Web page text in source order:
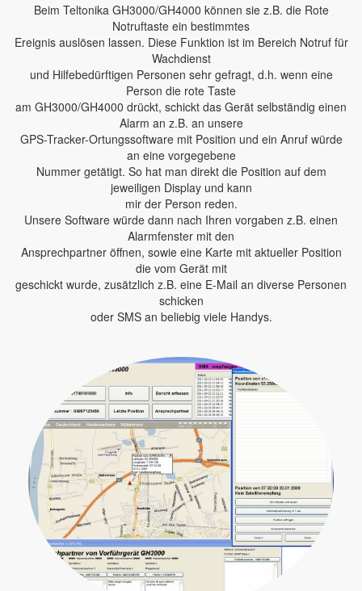
Beim Teltonika GH3000/GH4000 können sie z.B. die Rote
Notruftaste ein bestimmtes
Ereignis auslösen lassen. Diese Funktion ist im Bereich Notruf für
Wachdienst
und Hilfebedürftigen Personen sehr gefragt, d.h. wenn eine
Person die rote Taste
am GH3000/GH4000 drückt, schickt das Gerät selbständig einen
Alarm an z.B. an unsere
GPS-Tracker-Ortungssoftware mit Position und ein Anruf würde
an eine vorgegebene
Nummer getätigt. So hat man direkt die Position auf dem
jeweiligen Display und kann
mir der Person reden.
Unsere Software würde dann nach Ihren vorgaben z.B. einen
Alarmfenster mit den
Ansprechpartner öffnen, sowie eine Karte mit aktueller Position
die vom Gerät mit
geschickt wurde, zusätzlich z.B. eine E-Mail an diverse Personen
schicken
oder SMS an beliebig viele Handys.